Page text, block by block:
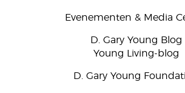
Evenementen & Media
D. Gary Young Blog
Young Living-blog
D. Gary Young